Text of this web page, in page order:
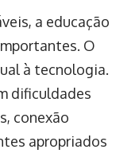
a educação
O
à tecnologia.
dificuldades
conexão
apropriados